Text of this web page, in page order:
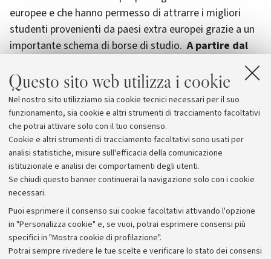
Questo sito web utilizza i cookie
Nel nostro sito utilizziamo sia cookie tecnici necessari per il suo
funzionamento, sia cookie e altri strumenti di tracciamento facoltativi
che potrai attivare solo con il tuo consenso.
Cookie e altri strumenti di tracciamento facoltativi sono usati per
analisi statistiche, misure sull'efficacia della comunicazione
istituzionale e analisi dei comportamenti degli utenti.
Se chiudi questo banner continuerai la navigazione solo con i cookie
necessari.
Puoi esprimere il consenso sui cookie facoltativi attivando l'opzione
in "Personalizza cookie" e, se vuoi, potrai esprimere consensi più
specifici in "Mostra cookie di profilazione".
Potrai sempre rivedere le tue scelte e verificare lo stato dei consensi
europee e che hanno permesso di attrarre i migliori
studenti provenienti da paesi extra europei grazie a un
importante schema di borse di studio.A partire dal
2006, alle 4 azioni del programma Erasmus Mundus
tradizionale che premia i corsi di studio di
eccellenza, è stato affiancato un nuovo strumento
chiamato ErasmusMundus External Cooperation
Windows.
Archivio
Comunicati stampa
Redazione